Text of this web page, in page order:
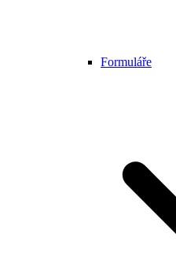
Formuláře